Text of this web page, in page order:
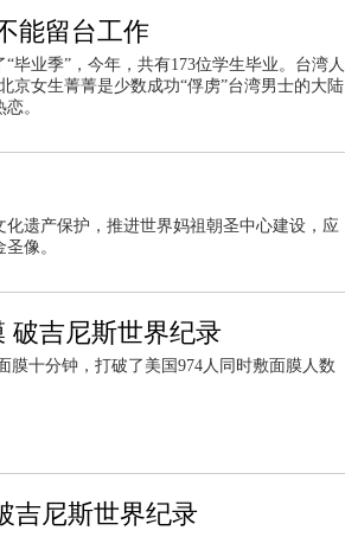
能留台工作
毕业季”，今年，共有173位学生毕业。台湾人
女生菁菁是少数成功“俘虏”台湾男士的大陆
。
遗产保护，推进世界妈祖朝圣中心建设，应
像。
破吉尼斯世界纪录
膜十分钟，打破了美国974人同时敷面膜人数
吉尼斯世界纪录